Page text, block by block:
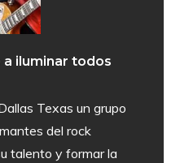
iluminar todos
Texas un grupo
del rock
talento y formar la